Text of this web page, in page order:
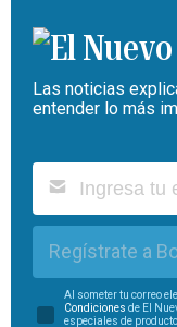
Las noticias
entender lo más
Regístrate a
Al someter tu correo
Condiciones de El
especiales de